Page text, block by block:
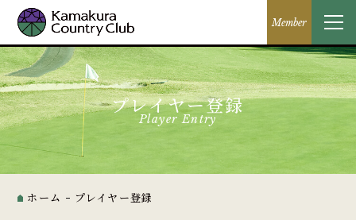
プレイヤー登録
Player Entry
ホーム プレイヤー登録
Member